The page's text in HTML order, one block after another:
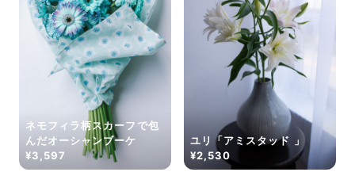
ネモフィラ柄スカーフで包
んだオーシャンブーケ
¥3,597
ユリ「アミスタッド 」
¥2,530